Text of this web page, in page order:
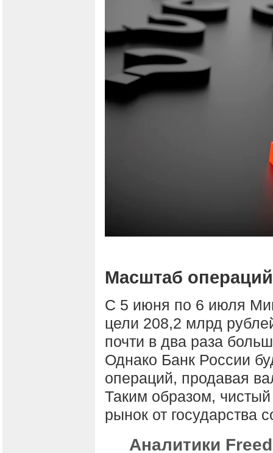
Масштаб
С 5 июня по 6 июля
цели 208,2 млрд
почти в два раза
Однако Банк России
операций, продавая
Таким образом,
рынок от государства
Аналитики